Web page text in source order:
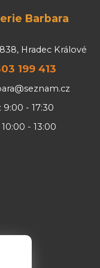
Hradec Králové
199 413
9:00 - 17:30
- 13:00